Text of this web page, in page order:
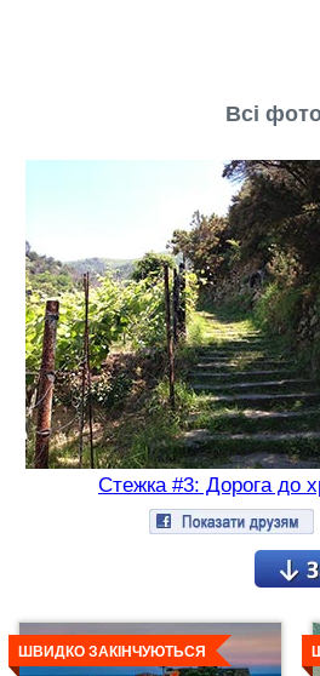
Всі
Стежка #3: Дорога до
ШВИДКО ЗАКІНЧУЮТЬСЯ
Детальніше